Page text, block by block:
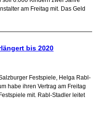
am Freitag mit. Das Geld
bis 2020
Festspiele, Helga Rabl-
habe ihren Vertrag am Freitag
mit. Rabl-Stadler leitet